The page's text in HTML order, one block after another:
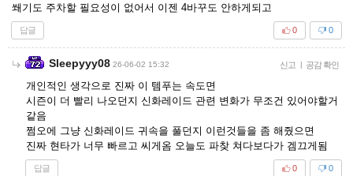
쐐기도 주차할 필요성이 없어서 이젠 4바꾸도 안하게되고
답글 0
0
Sleepyyy08 26-06-02 15:32 신고 | 공감 확인
개인적인 생각으로 진짜 이 템푸는 속도면
시즌이 더 빨리 나오던지 신화레이드 관련 변화가 무조건 있어야할거
같음
쩜오에 그냥 신화레이드 귀속을 풀던지 이런것들을 좀 해줬으면
진짜 현타가 너무 빠르고 씨게옴 오늘도 파찾 쳐다보다가 겜끄게됨
답글 0
0